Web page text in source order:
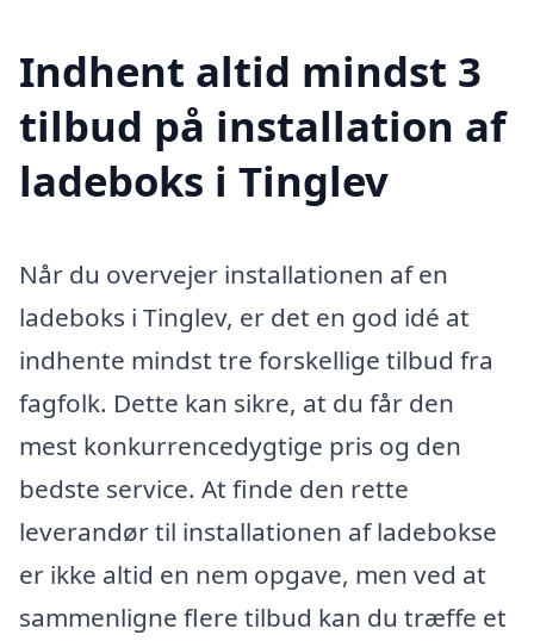
Indhent altid mindst 3
tilbud på installation af
ladeboks i Tinglev
Når du overvejer installationen af en
ladeboks i Tinglev, er det en god idé at
indhente mindst tre forskellige tilbud fra
fagfolk. Dette kan sikre, at du får den
mest konkurrencedygtige pris og den
bedste service. At finde den rette
leverandør til installationen af ladebokse
er ikke altid en nem opgave, men ved at
sammenligne flere tilbud kan du træffe et